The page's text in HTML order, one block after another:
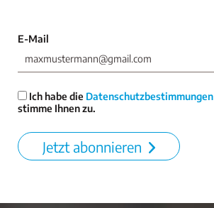
E-Mail
Ich habe die Datenschutzbestimmungen
stimme Ihnen zu.
Jetzt abonnieren